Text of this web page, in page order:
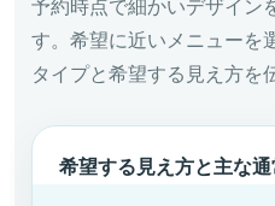
予約時点で細かいデザイン
す。希望に近いメニューを
タイプと希望する見え方を
希望する見え方と主な